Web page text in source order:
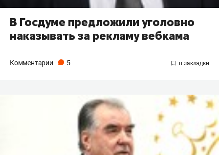
В Госдуме предложили уголовно
наказывать за рекламу вебкама
Комментарии 5